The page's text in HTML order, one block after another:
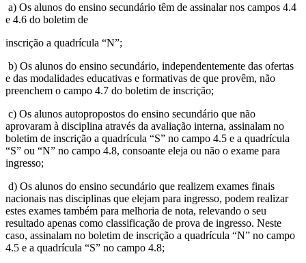
a) Os alunos do ensino secundário têm de assinalar nos campos 4.4
e 4.6 do boletim de
inscrição a quadrícula “N”;
b) Os alunos do ensino secundário, independentemente das ofertas
e das modalidades educativas e formativas de que provêm, não
preenchem o campo 4.7 do boletim de inscrição;
c) Os alunos autopropostos do ensino secundário que não
aprovaram à disciplina através da avaliação interna, assinalam no
boletim de inscrição a quadrícula “S” no campo 4.5 e a quadrícula
“S” ou “N” no campo 4.8, consoante eleja ou não o exame para
ingresso;
d) Os alunos do ensino secundário que realizem exames finais
nacionais nas disciplinas que elejam para ingresso, podem realizar
estes exames também para melhoria de nota, relevando o seu
resultado apenas como classificação de prova de ingresso. Neste
caso, assinalam no boletim de inscrição a quadrícula “N” no campo
4.5 e a quadrícula “S” no campo 4.8;